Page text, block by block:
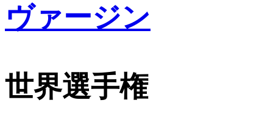
ヴァージン
世界選手権